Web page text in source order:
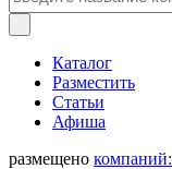
Каталог
Разместить
Статьи
Афиша
размещено компаний: